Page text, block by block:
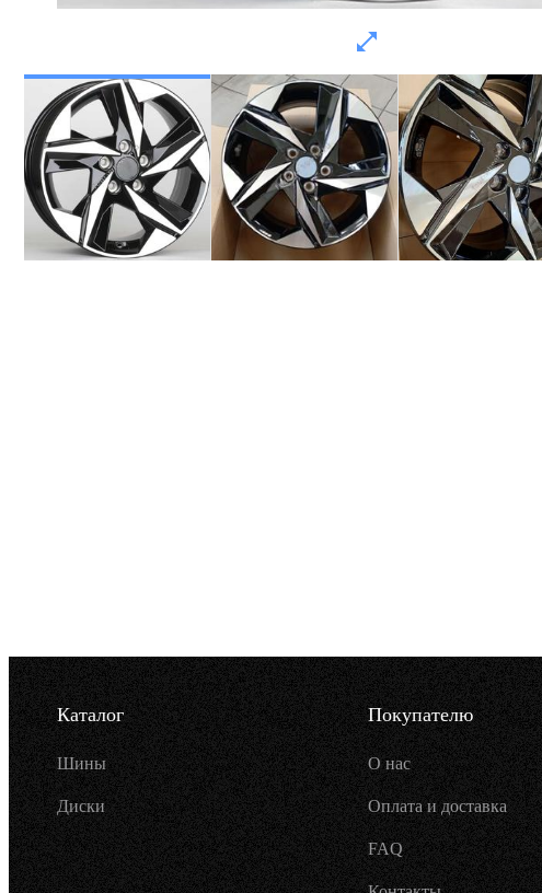
Каталог
Шины
Диски
Покупателю
О нас
Оплата и доставка
FAQ